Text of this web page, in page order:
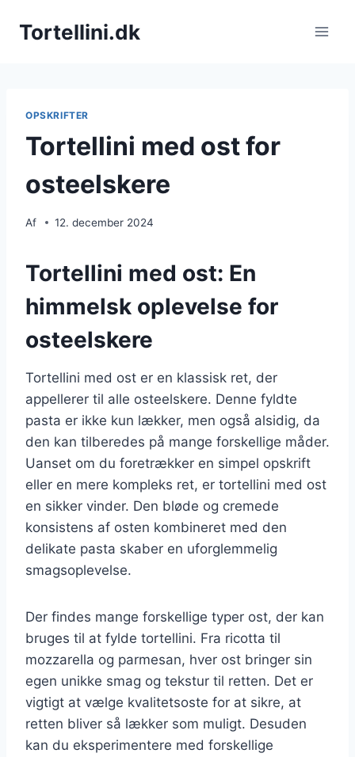
Tortellini.dk
OPSKRIFTER
Tortellini med ost for
osteelskere
Af 12. december 2024
Tortellini med ost: En
himmelsk oplevelse for
osteelskere
Tortellini med ost er en klassisk ret, der
appellerer til alle osteelskere. Denne fyldte
pasta er ikke kun lækker, men også alsidig, da
den kan tilberedes på mange forskellige måder.
Uanset om du foretrækker en simpel opskrift
eller en mere kompleks ret, er tortellini med ost
en sikker vinder. Den bløde og cremede
konsistens af osten kombineret med den
delikate pasta skaber en uforglemmelig
smagsoplevelse.
Der findes mange forskellige typer ost, der kan
bruges til at fylde tortellini. Fra ricotta til
mozzarella og parmesan, hver ost bringer sin
egen unikke smag og tekstur til retten. Det er
vigtigt at vælge kvalitetsoste for at sikre, at
retten bliver så lækker som muligt. Desuden
kan du eksperimentere med forskellige